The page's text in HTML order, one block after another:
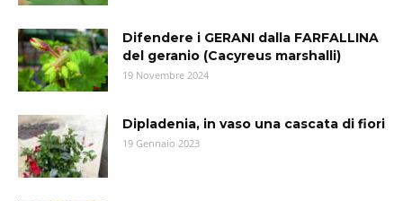
Difendere i GERANI dalla FARFALLINA
del geranio (Cacyreus marshalli)
19 Novembre 2024
Dipladenia, in vaso una cascata di fiori
19 Gennaio 2023